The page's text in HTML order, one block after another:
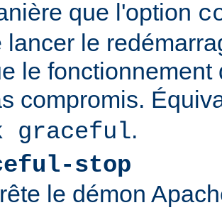
que l'option
lancer le
le fonctionnement
compromis.
graceful.
stop
le démon